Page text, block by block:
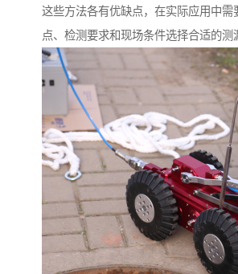
这些方法各有优缺点，在实际应用中需
点、检测要求和现场条件选择合适的测